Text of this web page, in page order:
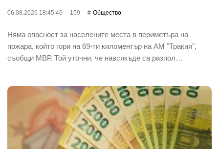
06.08.2026 18:45:46 159 Общество
Няма опасност за населените места в периметъра на
пожара, който гори на 69-ти киломентър на АМ "Тракия",
съобщи МВР. Той уточни, че навсякъде са разпол…